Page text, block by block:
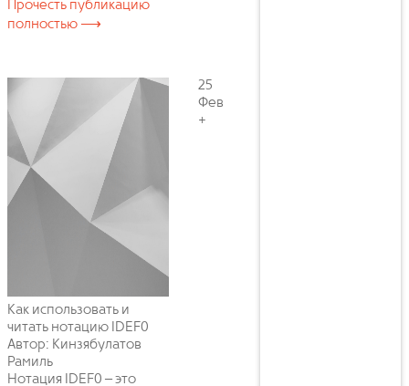
Прочесть публикацию
полностью ⟶
Как использовать и
читать нотацию IDEF0
Автор: Кинзябулатов
Рамиль
Нотация IDEF0 – это
25
Фев
+